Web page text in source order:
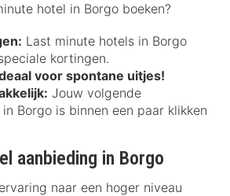
hotel in Borgo boeken?
Last minute hotels in Borgo
kortingen.
voor spontane uitjes!
Jouw volgende
Borgo is binnen een paar klikken
aanbieding in Borgo
naar een hoger niveau